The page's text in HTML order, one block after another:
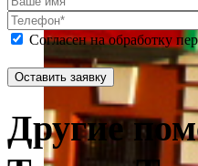
Согласен на обработку
Другие